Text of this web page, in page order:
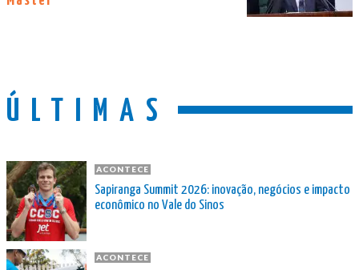
ÚLTIMAS
ACONTECE
Sapiranga Summit 2026: inovação, negócios e impacto
econômico no Vale do Sinos
ACONTECE